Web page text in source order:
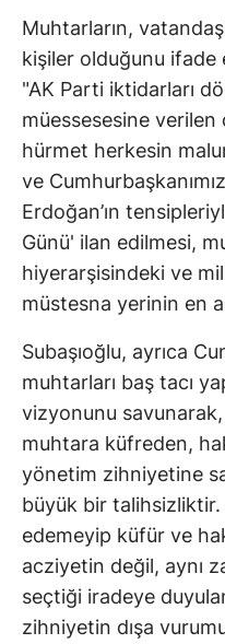
Muhtarların,
kişiler olduğunu ifade
"AK Parti iktidarları
müessesesine
hürmet herkesin
ve
Erdoğan’ın
Günü' ilan edilmesi,
hiyerarşisindeki ve
müstesna yerinin en
Subaşıoğlu, ayrıca
muhtarları baş tacı
vizyonunu
muhtara küfreden,
yönetim zihniyetine
büyük bir
edemeyip küfür ve
acziyetin değil, aynı
seçtiği iradeye
zihniyetin dışa